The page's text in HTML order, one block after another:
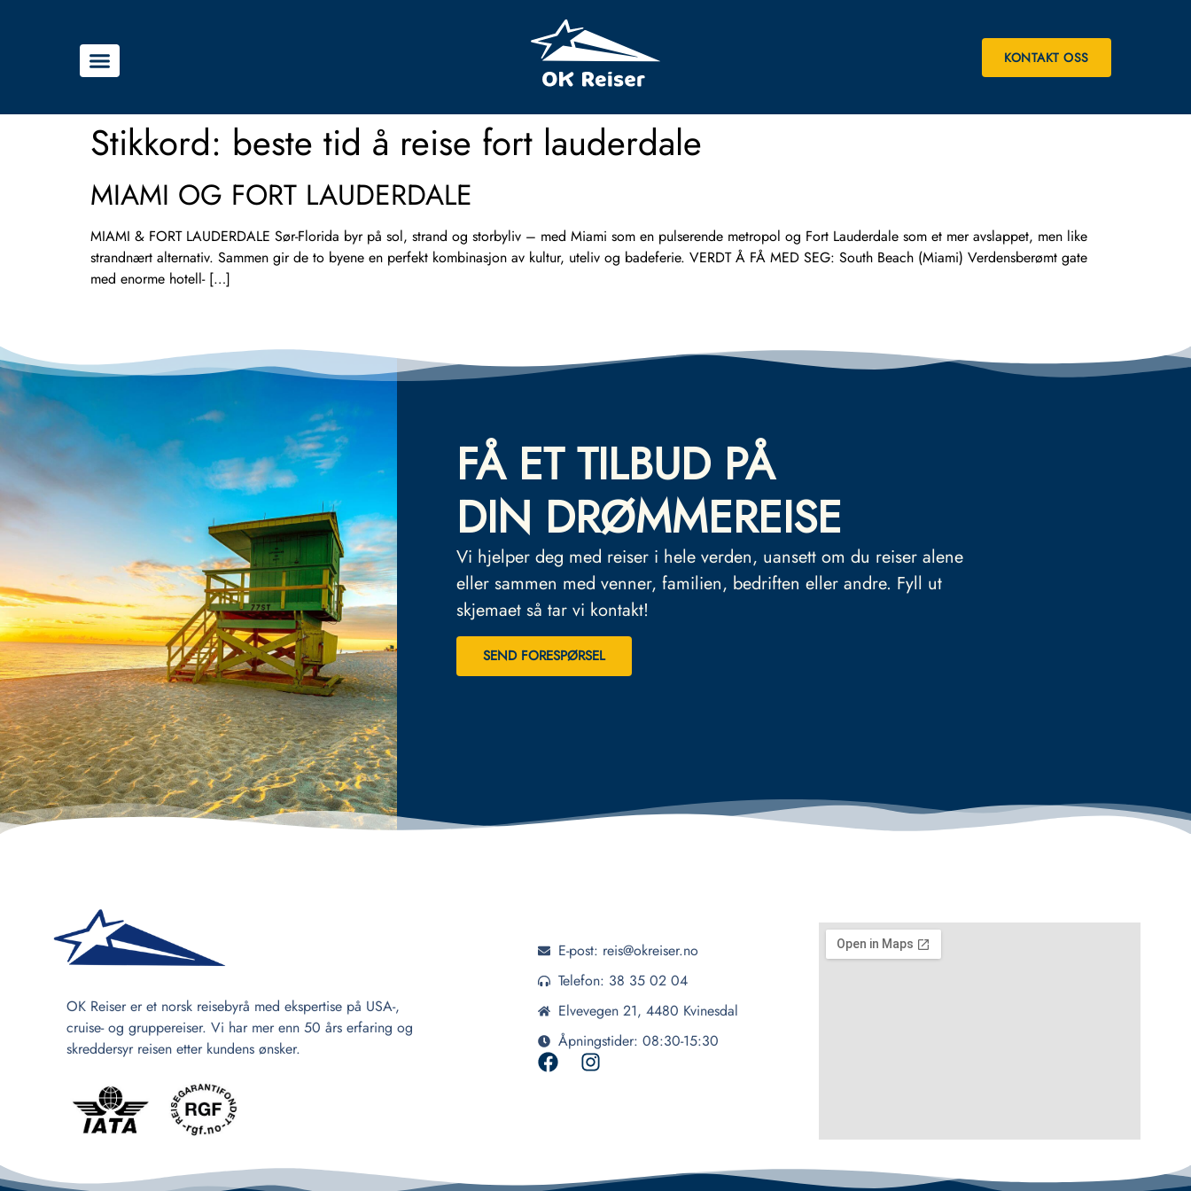
KONTAKT OSS
Stikkord: beste tid å reise fort lauderdale
MIAMI OG FORT LAUDERDALE
MIAMI & FORT LAUDERDALE Sør-Florida byr på sol, strand og storbyliv – med Miami som en pulserende metropol og Fort Lauderdale som et mer avslappet, men like
strandnært alternativ. Sammen gir de to byene en perfekt kombinasjon av kultur, uteliv og badeferie. VERDT Å FÅ MED SEG: South Beach (Miami) Verdensberømt gate
med enorme hotell- […]
FÅ ET TILBUD PÅ
DIN DRØMMEREISE
Vi hjelper deg med reiser i hele verden, uansett om du reiser alene
eller sammen med venner, familien, bedriften eller andre. Fyll ut
skjemaet så tar vi kontakt!
SEND FORESPØRSEL
OK Reiser er et norsk reisebyrå med ekspertise på USA-,
cruise- og gruppereiser. Vi har mer enn 50 års erfaring og
skreddersyr reisen etter kundens ønsker.
E-post: reis@okreiser.no
Telefon: 38 35 02 04
Elvevegen 21, 4480 Kvinesdal
Åpningstider: 08:30-15:30